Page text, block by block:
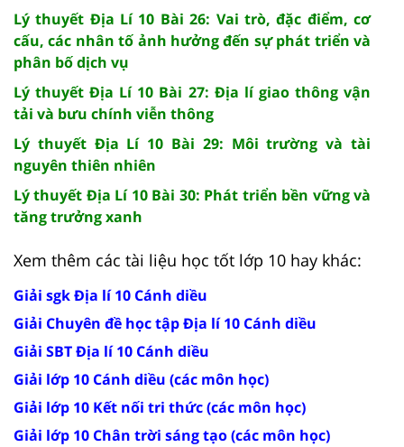
Lý thuyết Địa Lí 10 Bài 26: Vai trò, đặc điểm, cơ
cấu, các nhân tố ảnh hưởng đến sự phát triển và
phân bố dịch vụ
Lý thuyết Địa Lí 10 Bài 27: Địa lí giao thông vận
tải và bưu chính viễn thông
Lý thuyết Địa Lí 10 Bài 29: Môi trường và tài
nguyên thiên nhiên
Lý thuyết Địa Lí 10 Bài 30: Phát triển bền vững và
tăng trưởng xanh
Xem thêm các tài liệu học tốt lớp 10 hay khác:
Giải sgk Địa lí 10 Cánh diều
Giải Chuyên đề học tập Địa lí 10 Cánh diều
Giải SBT Địa lí 10 Cánh diều
Giải lớp 10 Cánh diều (các môn học)
Giải lớp 10 Kết nối tri thức (các môn học)
Giải lớp 10 Chân trời sáng tạo (các môn học)